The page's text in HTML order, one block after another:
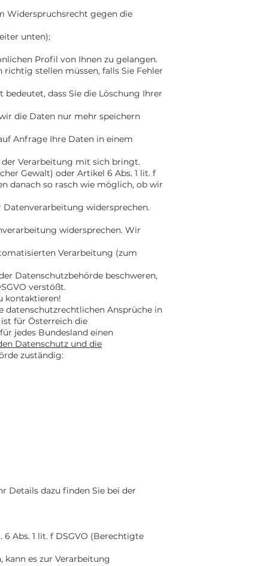
Widerspruchsrecht gegen die
unten);
Profil von Ihnen zu gelangen.
stellen müssen, falls Sie Fehler
bedeutet, dass Sie die Löschung Ihrer
die Daten nur mehr speichern
Anfrage Ihre Daten in einem
der Verarbeitung mit sich bringt.
Gewalt) oder Artikel 6 Abs. 1 lit. f
danach so rasch wie möglich, ob wir
widersprechen.
widersprechen. Wir
Verarbeitung (zum
Datenschutzbehörde beschweren,
verstößt.
kontaktieren!
datenschutzrechtlichen Ansprüche in
für Österreich die
jedes Bundesland einen
Datenschutz und die
zuständig:
Details dazu finden Sie bei der
Abs. 1 lit. f DSGVO (Berechtigte
es zur Verarbeitung